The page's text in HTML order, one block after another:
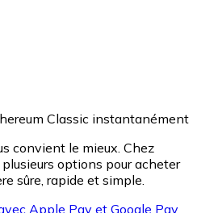
Classic instantanément
convient le mieux. Chez
options pour acheter
sûre, rapide et simple.
Apple Pay et Google Pay